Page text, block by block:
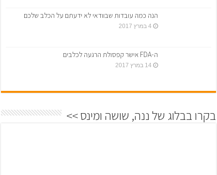
הנה כמה עובדות שבוודאי לא ידעתם על הכלב שלכם
4 במרץ 2017
ה-FDA אישר קפסולת הרגעה לכלבים
14 במרץ 2017
בקרו בבלוג של ננה, שושה ומינס >>